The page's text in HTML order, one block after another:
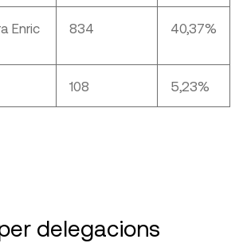
Enric
834 40,37%
108 5,23%
delegacions